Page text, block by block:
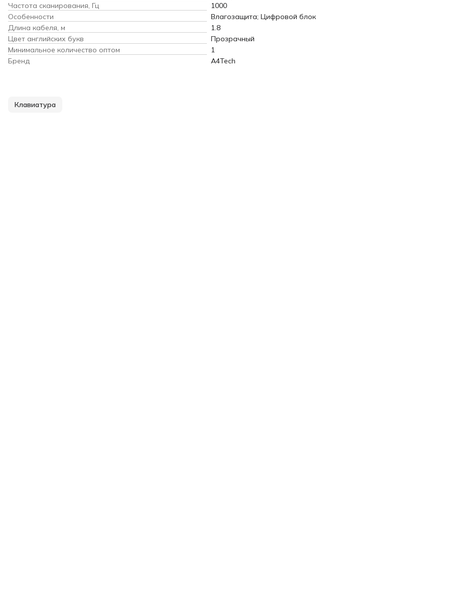
Частота сканирования, Гц
1000
Особенности
Влагозащита; Цифровой блок
Длина кабеля, м
1.8
Цвет английских букв
Прозрачный
Минимальное количество оптом
1
Бренд
A4Tech
Клавиатура